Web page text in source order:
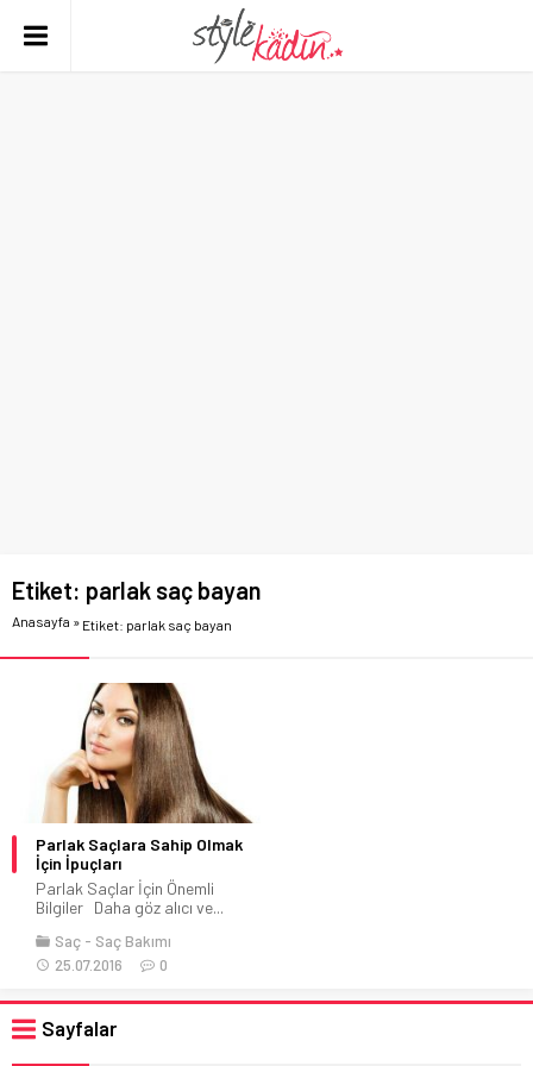
Etiket: parlak saç bayan
Anasayfa » Etiket: parlak saç bayan
Parlak Saçlara Sahip Olmak
İçin İpuçları
Parlak Saçlar İçin Önemli
Bilgiler Daha göz alıcı ve...
Saç
Saç Bakımı
25.07.2016
0
Sayfalar